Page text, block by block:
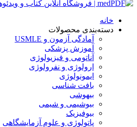
خانه
دسته‌بندی محصولات
آمادگی آزمون و USMLE
آموزش پزشکی
آناتومی و فیزیولوژی
ارولوژی و نفرولوژی
ایمونولوژی
بافت شناسی
بیهوشی
بیوشیمی و شیمی
بیوفیزیک
پاتولوژی و علوم آزمایشگاهی